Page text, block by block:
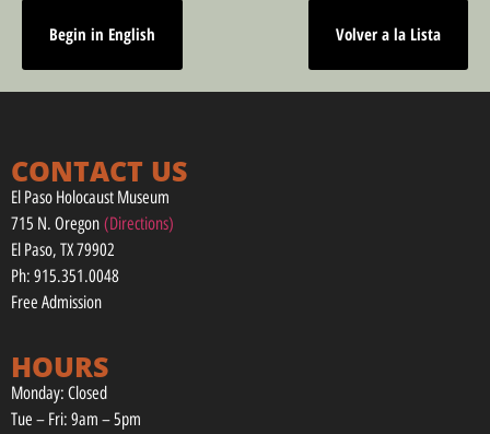
Begin in English Volver a la Lista
CONTACT US
El Paso Holocaust Museum
715 N. Oregon (Directions)
El Paso, TX 79902
Ph: 915.351.0048
Free Admission
HOURS
Monday: Closed
Tue – Fri: 9am – 5pm